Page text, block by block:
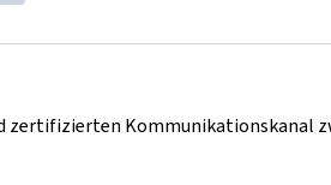
zertifizierten Kommunikationskanal